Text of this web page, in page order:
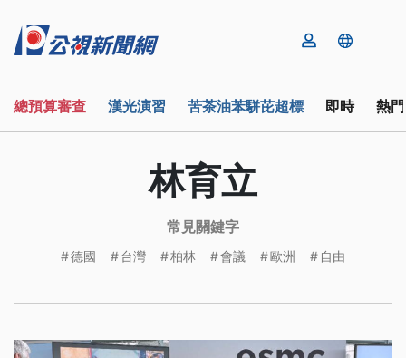
總預算審查 漢光演習 苦茶油苯駢芘超標 即時 熱
林育立
常見關鍵字
德國 台灣 柏林 會議 歐洲 自由